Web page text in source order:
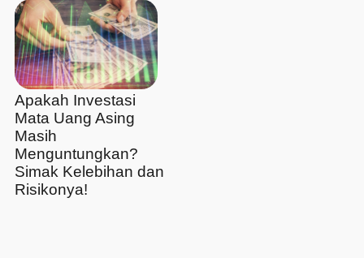
Apakah Investasi
Mata Uang Asing
Masih
Menguntungkan?
Simak Kelebihan dan
Risikonya!